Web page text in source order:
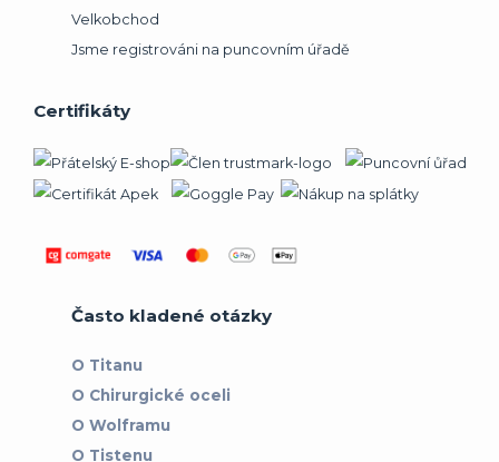
Velkobchod
Jsme registrováni na puncovním úřadě
Certifikáty
Často kladené otázky
O Titanu
O Chirurgické oceli
O Wolframu
O Tistenu